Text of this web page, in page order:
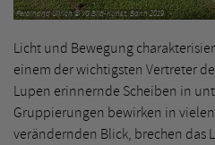
Ferdinand Ullrich © VG Bild-Kunst, Bonn 2019
Licht und Bewegung
einem der wichtigsten Vertreter
Lupen erinnernde Scheiben in
Gruppierungen bewirken in
verändernden Blick, brechen das